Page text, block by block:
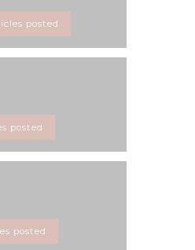
posted
posted
posted